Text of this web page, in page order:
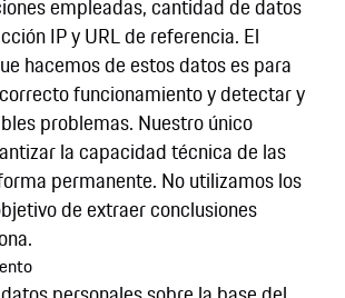
IP y URL de referencia. El
hacemos de estos datos es para
funcionamiento y detectar y
problemas. Nuestro único
la capacidad técnica de las
permanente. No utilizamos los
de extraer conclusiones